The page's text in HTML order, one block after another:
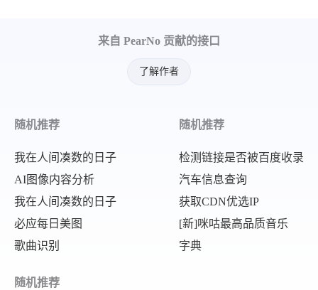
来自 PearNo 贡献的接口
了解作者
随机推荐
我在人间凑数的日子
AI图像内容分析
我在人间凑数的日子
必应每日美图
歌曲识别
随机推荐
检测链接是否被百度收录
汽车信息查询
获取CDN优选IP
[新]咪咕最高品质音乐
字典
随机推荐